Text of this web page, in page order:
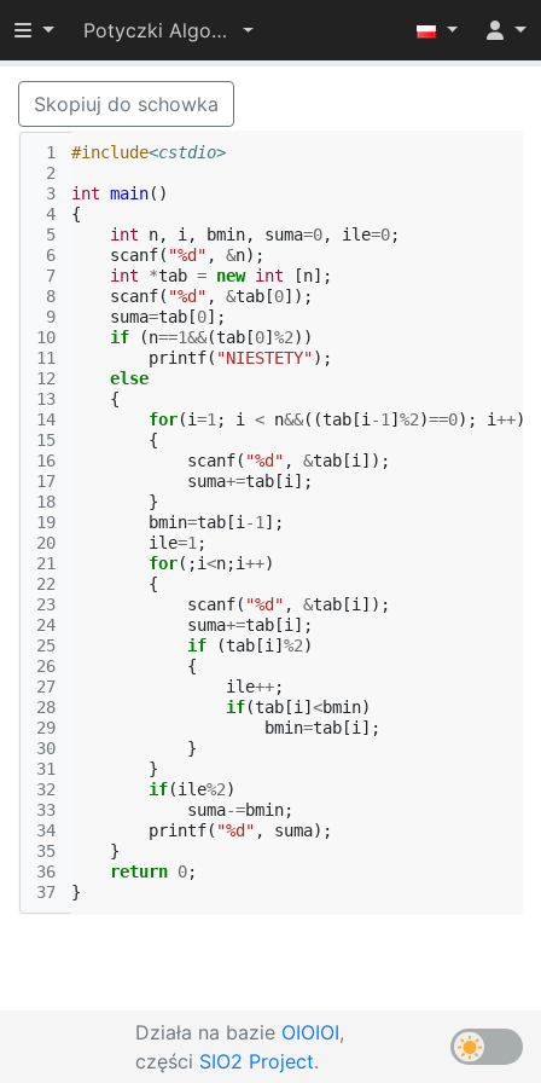
Przełącz widoczność menu
Potyczki Algorytmiczne 2015
Skopiuj do schowka
1
2
3
4
5
6
7
8
9
10
11
12
13
14
15
16
17
18
19
20
21
22
23
24
25
26
27
28
29
30
31
32
33
34
35
36
37
#include<cstdio>
int main()
{
int
n, i , bmin, suma=0, ile=0;
scanf( "%d" , &n);
int
*tab = new int [n];
scanf( "%d" , &tab [0]);
suma=tab [0];
if
(n==1&&(tab [0] %2))
printf( "NIESTETY");
else
{
for(i=1 ; i < n&&((tab [i -1 ] %2)==0); i++)
{
scanf( "%d" , &tab [i ]);
suma+=tab [i ];
}
bmin=tab [i -1 ];
ile=1 ;
for(;i<n;i++)
{
scanf( "%d" , &tab [i ]);
suma+=tab [i ];
if
(tab [i ] %2)
{
ile++;
if(tab [i ] <bmin)
bmin=tab [i ];
}
}
if(ile%2)
suma-=bmin;
printf( "%d" , suma);
}
return 0;
}
Działa na bazie OIOIOI,
części SIO2 Project.